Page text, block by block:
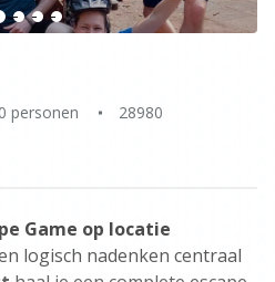
personen 28980
Game op locatie
logisch nadenken centraal